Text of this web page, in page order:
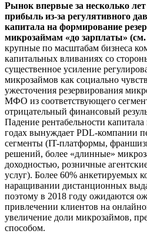
Рынок впервые за несколько
прибыль из-за регулятивного
капитала на формирование
микрозаймам «до зарплаты»
крупные по масштабам бизнеса
капитальных вливаниях со
существенное усиление
микрозаймов как социально
ужесточения резервирования
МФО из соответствующего
отрицательный финансовый
Падение рентабельности
годах вынуждает PDL-компании
сегменты (IT-платформы,
решений, более «длинные»
доходностью, розничные
услуг). Более 60% анкетируемых
наращивании дистанционных
поэтому в 2018 году ожидаются
привлечении клиентов на
увеличение доли микрозаймов,
способом.